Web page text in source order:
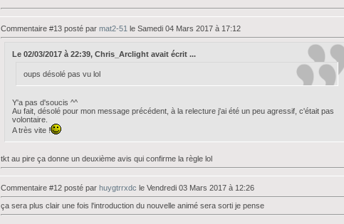
Commentaire #13 posté par mat2-51 le Samedi 04 Mars 2017 à 17:12
Le 02/03/2017 à 22:39, Chris_Arclight avait écrit ...
oups désolé pas vu lol
Y'a pas d'soucis ^^
Au fait, désolé pour mon message précédent, à la relecture j'ai été un peu agressif, c'était pas
volontaire.
A très vite !
tkt au pire ça donne un deuxième avis qui confirme la règle lol
Commentaire #12 posté par huygtrrxdc le Vendredi 03 Mars 2017 à 12:26
ça sera plus clair une fois l'introduction du nouvelle animé sera sorti je pense